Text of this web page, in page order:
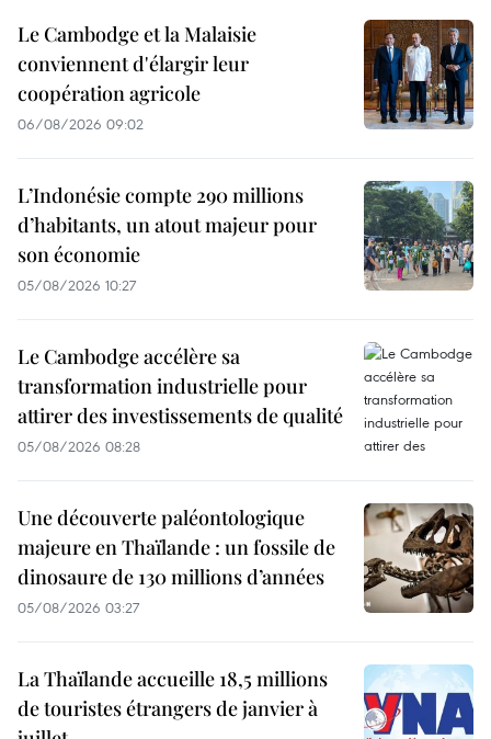
Le Cambodge et la Malaisie
conviennent d'élargir leur
coopération agricole
06/08/2026 09:02
L’Indonésie compte 290 millions
d’habitants, un atout majeur pour
son économie
05/08/2026 10:27
Le Cambodge accélère sa
transformation industrielle pour
attirer des investissements de qualité
05/08/2026 08:28
Une découverte paléontologique
majeure en Thaïlande : un fossile de
dinosaure de 130 millions d’années
05/08/2026 03:27
La Thaïlande accueille 18,5 millions
de touristes étrangers de janvier à